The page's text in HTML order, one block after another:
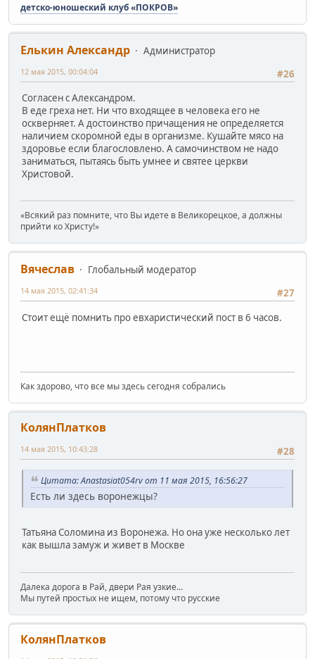
детско-юношеский клуб «ПОКРОВ»
Елькин Александр
Администратор
#26
12 мая 2015, 00:04:04
Согласен с Александром.
В еде греха нет. Ни что входящее в человека его не
оскверняет. А достоинство причащения не определяется
наличием скоромной еды в организме. Кушайте мясо на
здоровье если благословлено. А самочинством не надо
заниматься, пытаясь быть умнее и святее церкви
Христовой.
«Всякий раз помните, что Вы идете в Великорецкое, а должны
прийти ко Христу!»
Вячеслав
Глобальный модератор
#27
14 мая 2015, 02:41:34
Стоит ещё помнить про евхаристический пост в 6 часов.
Как здорово, что все мы здесь сегодня собрались
КолянПлатков
#28
14 мая 2015, 10:43:28
Цитата: Anastasiat054rv от 11 мая 2015, 16:56:27
Есть ли здесь воронежцы?
Татьяна Соломина из Воронежа. Но она уже несколько лет
как вышла замуж и живет в Москве
Далека дорога в Рай, двери Рая узкие...
Мы путей простых не ищем, потому что русские
КолянПлатков